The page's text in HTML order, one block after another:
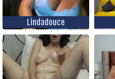
Lindadouce